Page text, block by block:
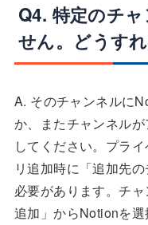
Q4. 特定のチ
せん。どうす
A. そのチャンネルに
か、またチャンネル
してください。プラ
リ追加時に「追加先
必要があります。チ
追加」からNotionを選